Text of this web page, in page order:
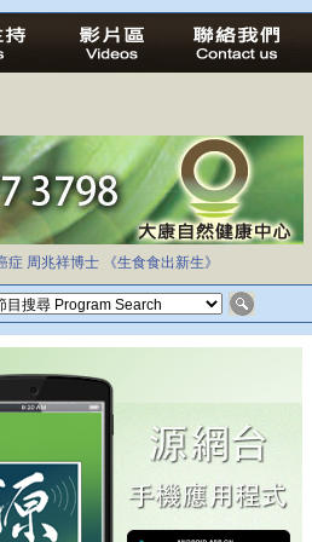
症 周兆祥博士 《生食食出新生》